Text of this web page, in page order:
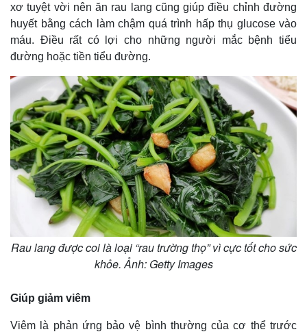
xơ tuyệt vời nên ăn rau lang cũng giúp điều chỉnh đường
huyết bằng cách làm chậm quá trình hấp thụ glucose vào
máu. Điều rất có lợi cho những người mắc bệnh tiểu
đường hoặc tiền tiểu đường.
Rau lang được coi là loại “rau trường thọ” vì cực tốt cho sức
khỏe. Ảnh: Getty Images
Giúp giảm viêm
Viêm là phản ứng bảo vệ bình thường của cơ thể trước